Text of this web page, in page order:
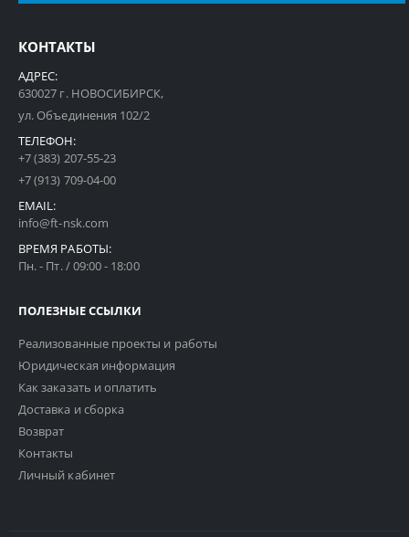
КОНТАКТЫ
АДРЕС:
630027 г. НОВОСИБИРСК,
ул. Объединения 102/2
ТЕЛЕФОН:
+7 (383) 207-55-23
+7 (913) 709-04-00
EMAIL:
info@ft-nsk.com
ВРЕМЯ РАБОТЫ:
Пн. - Пт. / 09:00 - 18:00
ПОЛЕЗНЫЕ ССЫЛКИ
Реализованные проекты и работы
Юридическая информация
Как заказать и оплатить
Доставка и сборка
Возврат
Контакты
Личный кабинет